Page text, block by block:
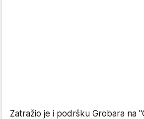
Zatražio je i podršku Grobara na